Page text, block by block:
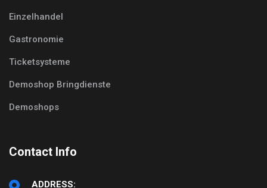
Einzelhandel
Gastronomie
Ticketsysteme
Demoshop Bringdienste
Demoshops
Contact Info
ADDRESS: